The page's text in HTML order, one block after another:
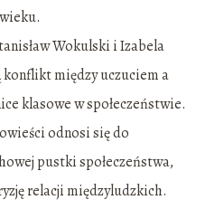
Wokulski i Izabela
konflikt między uczuciem a
klasowe w społeczeństwie.
odnosi się do
pustki społeczeństwa,
relacji międzyludzkich.